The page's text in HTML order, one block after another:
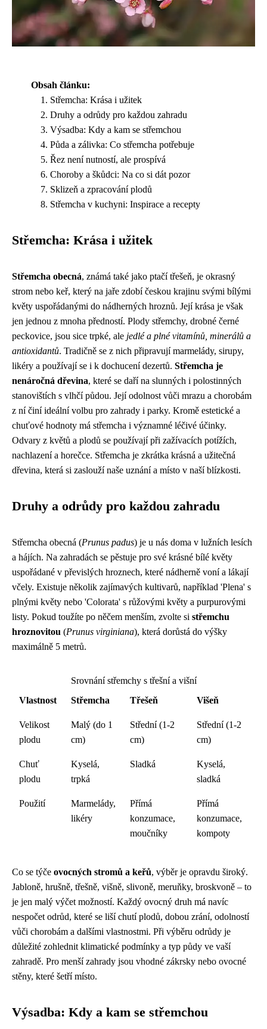
Obsah článku:
Střemcha: Krása i užitek
Druhy a odrůdy pro každou zahradu
Výsadba: Kdy a kam se střemchou
Půda a zálivka: Co střemcha potřebuje
Řez není nutností, ale prospívá
Choroby a škůdci: Na co si dát pozor
Sklizeň a zpracování plodů
Střemcha v kuchyni: Inspirace a recepty
Střemcha: Krása i užitek
Střemcha obecná, známá také jako ptačí třešeň, je okrasný
strom nebo keř, který na jaře zdobí českou krajinu svými bílými
květy uspořádanými do nádherných hroznů. Její krása je však
jen jednou z mnoha předností. Plody střemchy, drobné černé
peckovice, jsou sice trpké, ale jedlé a plné vitamínů, minerálů a
antioxidantů. Tradičně se z nich připravují marmelády, sirupy,
likéry a používají se i k dochucení dezertů. Střemcha je
nenáročná dřevina, které se daří na slunných i polostinných
stanovištích s vlhčí půdou. Její odolnost vůči mrazu a chorobám
z ní činí ideální volbu pro zahrady i parky. Kromě estetické a
chuťové hodnoty má střemcha i významné léčivé účinky.
Odvary z květů a plodů se používají při zažívacích potížích,
nachlazení a horečce. Střemcha je zkrátka krásná a užitečná
dřevina, která si zaslouží naše uznání a místo v naší blízkosti.
Druhy a odrůdy pro každou zahradu
Střemcha obecná (Prunus padus) je u nás doma v lužních lesích
a hájích. Na zahradách se pěstuje pro své krásné bílé květy
uspořádané v převislých hroznech, které nádherně voní a lákají
včely. Existuje několik zajímavých kultivarů, například 'Plena' s
plnými květy nebo 'Colorata' s růžovými květy a purpurovými
listy. Pokud toužíte po něčem menším, zvolte si střemchu
hroznovitou (Prunus virginiana), která dorůstá do výšky
maximálně 5 metrů.
Srovnání střemchy s třešní a višní
Vlastnost
Střemcha Třešeň Višeň
Velikost
plodu
Malý (do 1
cm)
Střední (1-2
cm)
Střední (1-2
cm)
Chuť
plodu
Kyselá,
trpká
Sladká
Kyselá,
sladká
Použití
Marmelády,
likéry
Přímá
konzumace,
moučníky
Přímá
konzumace,
kompoty
Co se týče ovocných stromů a keřů, výběr je opravdu široký.
Jabloně, hrušně, třešně, višně, slivoně, meruňky, broskvoně – to
je jen malý výčet možností. Každý ovocný druh má navíc
nespočet odrůd, které se liší chutí plodů, dobou zrání, odolností
vůči chorobám a dalšími vlastnostmi. Při výběru odrůdy je
důležité zohlednit klimatické podmínky a typ půdy ve vaší
zahradě. Pro menší zahrady jsou vhodné zákrsky nebo ovocné
stěny, které šetří místo.
Výsadba: Kdy a kam se střemchou